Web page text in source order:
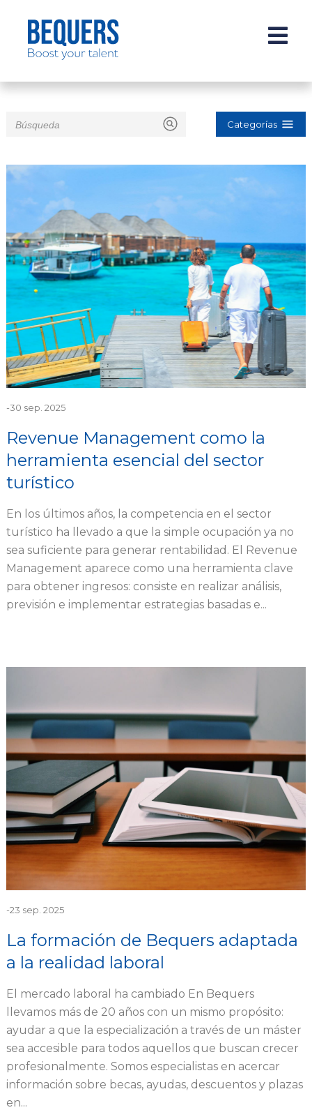
Categorías
-30 sep. 2025
Revenue Management como la
herramienta esencial del sector
turístico
En los últimos años, la competencia en el sector
turístico ha llevado a que la simple ocupación ya no
sea suficiente para generar rentabilidad. El Revenue
Management aparece como una herramienta clave
para obtener ingresos: consiste en realizar análisis,
previsión e implementar estrategias basadas e...
-23 sep. 2025
La formación de Bequers adaptada
a la realidad laboral
El mercado laboral ha cambiado En Bequers
llevamos más de 20 años con un mismo propósito:
ayudar a que la especialización a través de un máster
sea accesible para todos aquellos que buscan crecer
profesionalmente. Somos especialistas en acercar
información sobre becas, ayudas, descuentos y plazas
en...